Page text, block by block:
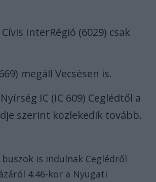
InterRégió (6029) csak
megáll Vecsésen is.
IC (IC 609) Ceglédtől a
szerint közlekedik tovább.
is indulnak Ceglédről
4:46-kor a Nyugati